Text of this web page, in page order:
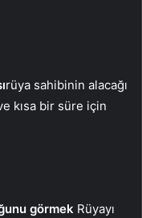
rüya sahibinin alacağı
kısa bir süre için
görmek Rüyayı